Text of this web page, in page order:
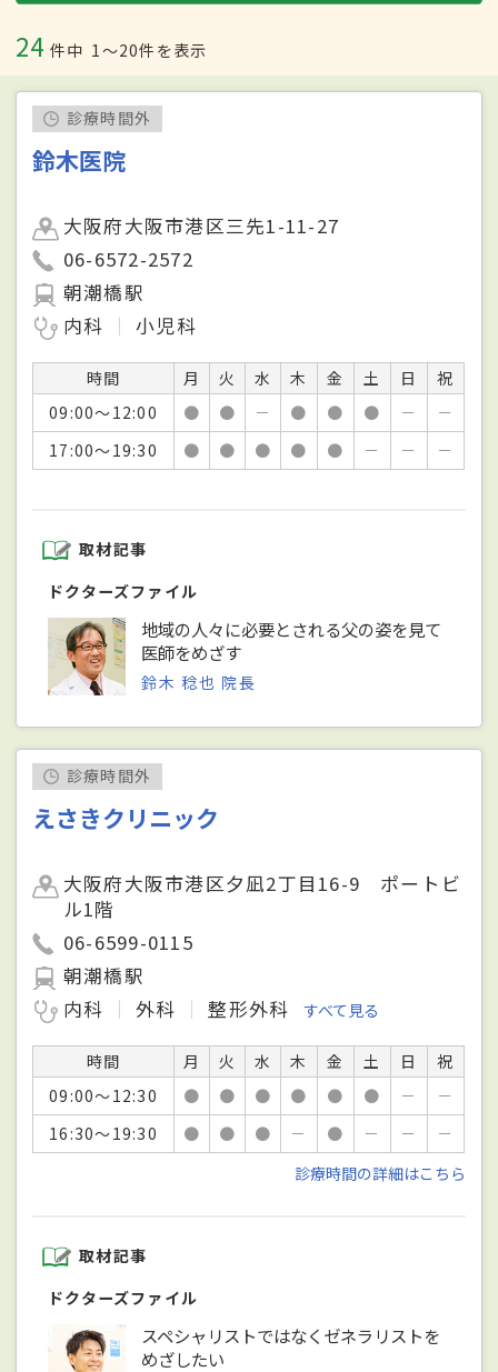
24 件中 1〜20件を表示
診療時間外
鈴木医院
大阪府大阪市港区三先1-11-27
06-6572-2572
朝潮橋駅
内科
小児科
時間 月 火 水 木 金 土 日
祝
09:00～12:00
● ● － ● ● ● －
－
17:00～19:30
● ● ● ● ● － － －
取材記事
ドクターズファイル
地域の人々に必要とされる父の姿を見て
医師をめざす
鈴木 稔也 院長
診療時間外
えさきクリニック
大阪府大阪市港区夕凪2丁目16-9 ポートビ
ル1階
06-6599-0115
朝潮橋駅
内科
外科 整形外科 すべて見る
時間 月 火 水 木 金 土 日
祝
09:00～12:30
● ● ● ● ● ● －
－
16:30～19:30
● ● ● － ● － －
－
診療時間の詳細はこちら
取材記事
ドクターズファイル
スペシャリストではなくゼネラリストを
めざしたい